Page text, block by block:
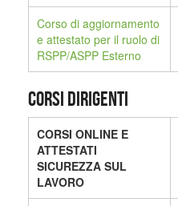
Corso di aggiornamento
e attestato per il ruolo di
RSPP/ASPP Esterno
CORSI DIRIGENTI
CORSI ONLINE E
ATTESTATI
SICUREZZA SUL
LAVORO